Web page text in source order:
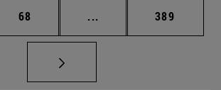
Página
68 ... Páginas intermedias
Página
389